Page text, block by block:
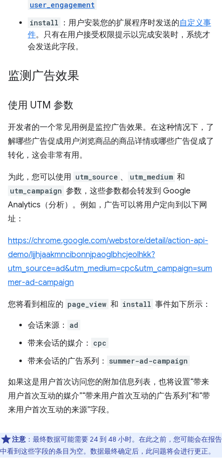
user_engagement
install
：用户安装您的扩展程序时发送的自定义事
件。只有在用户接受权限提示以完成安装时，系统才
会发送此字段。
监测广告效果
使用 UTM 参数
开发者的一个常见用例是监控广告效果。在这种情况下，了
解哪些广告促成用户浏览商品的商品详情或哪些广告促成了
转化，这会非常有用。
为此，您可以使用 utm_source 、 utm_medium 和
utm_campaign 参数，这些参数都会转发到 Google
Analytics（分析）。例如，广告可以将用户定向到以下网
址：
https://chrome.google.com/webstore/detail/action-api-
demo/ljjhjaakmncibonnjpaoglbhcjeolhkk?
utm_source=ad&utm_medium=cpc&utm_campaign=sum
mer-ad-campaign
您将看到相应的 page_view 和 install 事件如下所示：
会话来源： ad
带来会话的媒介： cpc
带来会话的广告系列： summer-ad-campaign
如果这是用户首次访问您的附加信息列表，也将设置“带来
用户首次互动的媒介”“带来用户首次互动的广告系列”和“带
来用户首次互动的来源”字段。
注意 ：最终数据可能需要 24 到 48 小时。在此之前，您可能会在报告
中看到这些字段的条目为空。数据最终确定后，此问题将会进行更正。